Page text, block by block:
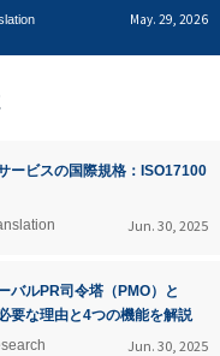
May. 29, 2026
ービスの国際規格：ISO17100
Jun. 30, 2025
バルPR司令塔（PMO）と
要な理由と4つの機能を解説
Jun. 30, 2025